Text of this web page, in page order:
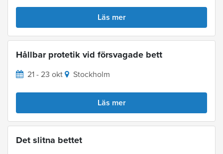
Läs mer
Hållbar protetik vid försvagade bett
21 - 23 okt Stockholm
Läs mer
Det slitna bettet